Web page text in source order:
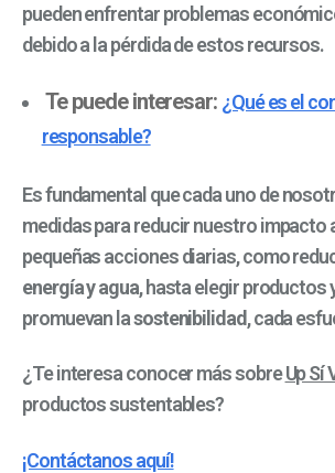
pueden enfrentar problemas
debido a la pérdida de estos recursos.
Te puede interesar: ¿Qué es el
responsable?
Es fundamental que cada uno de
medidas para reducir nuestro impacto
pequeñas acciones diarias, como
energía y agua, hasta elegir productos
promuevan lasostenibilidad, cada
¿Te interesa conocer más sobreUp Sí
productos sustentables?
¡Contáctanos aquí!